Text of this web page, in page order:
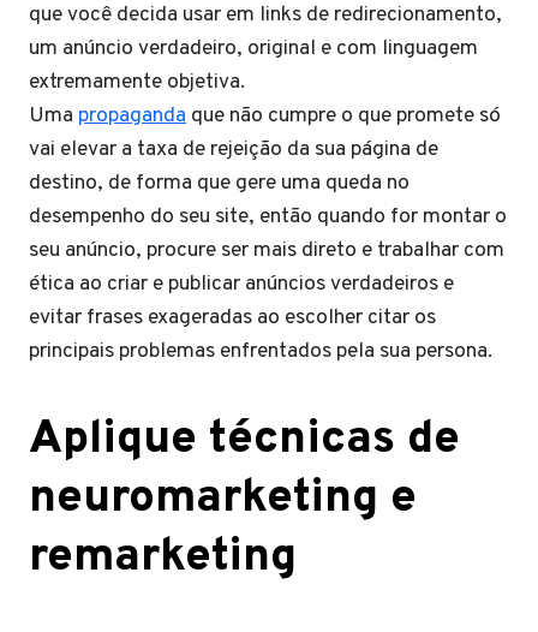
que você decida usar em links de redirecionamento,
um anúncio verdadeiro, original e com linguagem
extremamente objetiva.
Uma propaganda que não cumpre o que promete só
vai elevar a taxa de rejeição da sua página de
destino, de forma que gere uma queda no
desempenho do seu site, então quando for montar o
seu anúncio, procure ser mais direto e trabalhar com
ética ao criar e publicar anúncios verdadeiros e
evitar frases exageradas ao escolher citar os
principais problemas enfrentados pela sua persona.
Aplique técnicas de
neuromarketing e
remarketing